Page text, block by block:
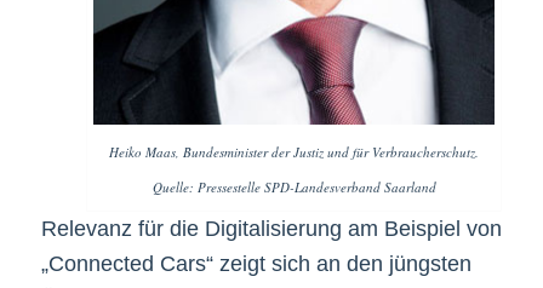
Heiko Maas, Bundesminister der Justiz und für Verbraucherschutz.
Quelle: Pressestelle SPD-Landesverband Saarland
Relevanz für die Digitalisierung am Beispiel von
„Connected Cars“ zeigt sich an den jüngsten